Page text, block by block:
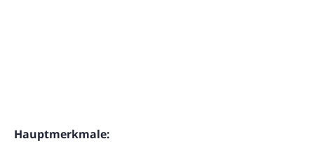
Hauptmerkmale: